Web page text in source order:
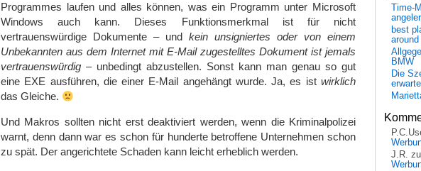
Programmes laufen und alles können, was ein Programm unter Microsoft
Windows auch kann. Dieses Funktionsmerkmal ist für nicht
vertrauenswürdige Dokumente – und kein unsigniertes oder von einem
Unbekannten aus dem Internet mit E-Mail zugestelltes Dokument ist jemals
vertrauenswürdig – unbedingt abzustellen. Sonst kann man genau so gut
eine EXE ausführen, die einer E-Mail angehängt wurde. Ja, es ist wirklich
das Gleiche.
Und Makros sollten nicht erst deaktiviert werden, wenn die Kriminalpolizei
warnt, denn dann war es schon für hunderte betroffene Unternehmen schon
zu spät. Der angerichtete Schaden kann leicht erheblich werden.
Time-
best
BMW
Die
J.R. zu